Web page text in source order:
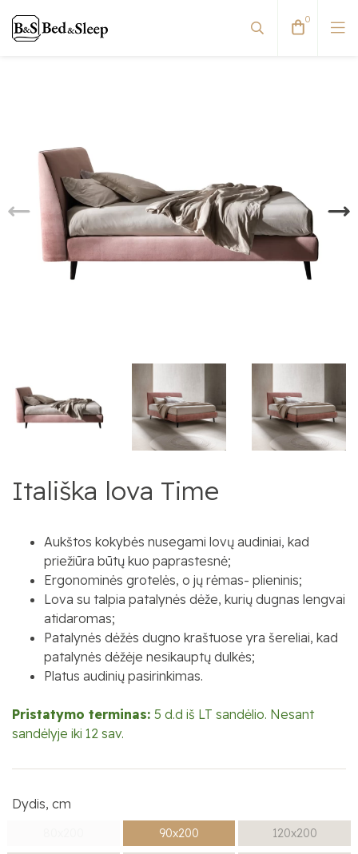
Dvigulės lovos
Reguliuojamos lovos
Viengulės / Sofos-lovos
0
Itališka lova Time
Aukštos kokybės nusegami lovų audiniai, kad
priežiūra būtų kuo paprastesnė;
Ergonominės grotelės, o jų rėmas- plieninis;
Lova su talpia patalynės dėže, kurių dugnas lengvai
atidaromas;
Patalynės dėžės dugno kraštuose yra šereliai, kad
patalynės dėžėje nesikauptų dulkės;
Platus audinių pasirinkimas.
Pristatymo terminas: 5 d.d iš LT sandėlio. Nesant
sandėlyje iki 12 sav.
Dydis, cm
90x200 120x200